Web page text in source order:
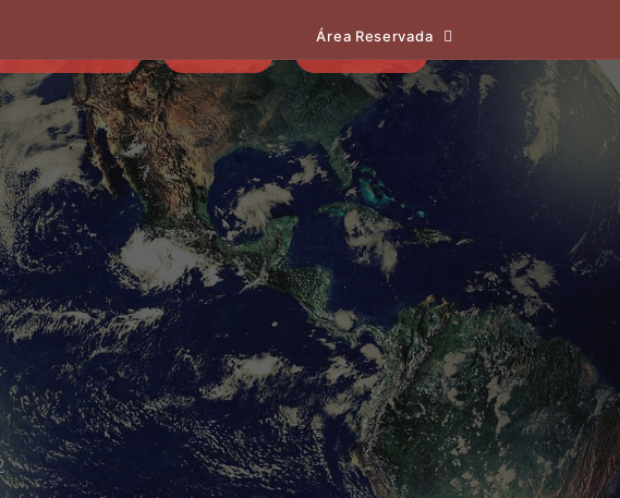
Área Reservada